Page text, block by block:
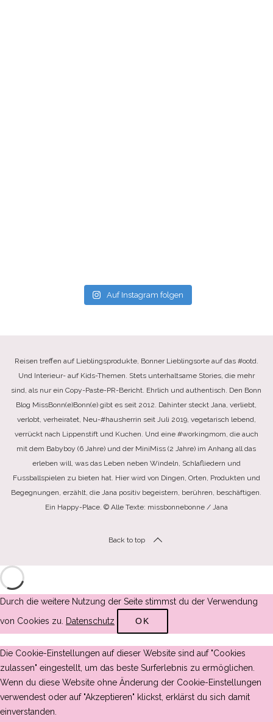
Auf Instagram folgen
Reisen treffen auf Lieblingsprodukte, Bonner Lieblingsorte auf das #ootd.
Und Interieur- auf Kids-Themen. Stets unterhaltsame Stories, die mehr
sind, als nur ein Copy-Paste-PR-Bericht. Ehrlich und authentisch. Den Bonn
Blog MissBonn(e)Bonn(e) gibt es seit 2012. Dahinter steckt Jana, verliebt,
verlobt, verheiratet, Neu-#hausherrin seit Juli 2019, vegetarisch lebend,
verrückt nach Lippenstift und Kuchen. Und eine #workingmom, die auch
mit dem Babyboy (6 Jahre) und der MiniMiss (2 Jahre) im Anhang all das
erleben will, was das Leben neben Windeln, Schlafliedern und
Fussballspielen zu bieten hat. Hier wird von Dingen, Orten, Produkten und
Begegnungen, erzählt, die Jana positiv begeistern, berühren, beschäftigen.
Ein Happy-Place. © Alle Texte: missbonnebonne / Jana
Back to top
Durch die weitere Nutzung der Seite stimmst du der Verwendung
von Cookies zu. Datenschutz OK
Die Cookie-Einstellungen auf dieser Website sind auf "Cookies
zulassen" eingestellt, um das beste Surferlebnis zu ermöglichen.
Wenn du diese Website ohne Änderung der Cookie-Einstellungen
verwendest oder auf "Akzeptieren" klickst, erklärst du sich damit
einverstanden.